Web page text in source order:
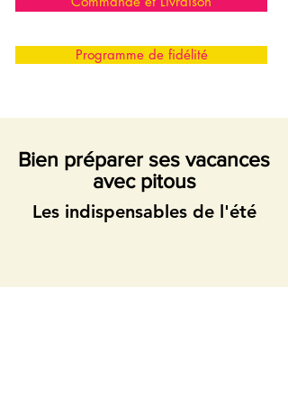
Programme de fidélité
Bien préparer ses vacances
avec pitous
Les indispensables de l'été